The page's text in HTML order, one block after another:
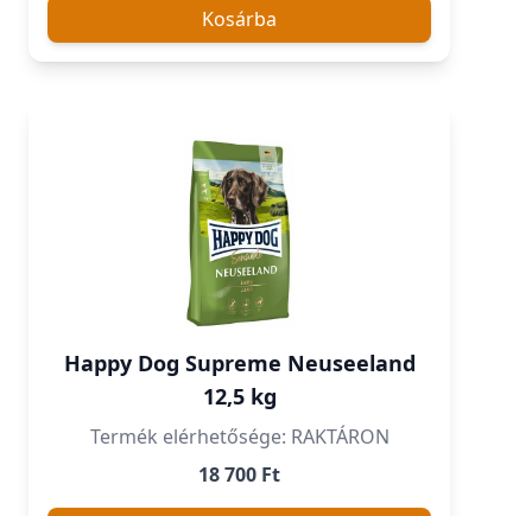
Kosárba
Happy Dog Supreme Neuseeland
12,5 kg
Termék elérhetősége: RAKTÁRON
18 700 Ft